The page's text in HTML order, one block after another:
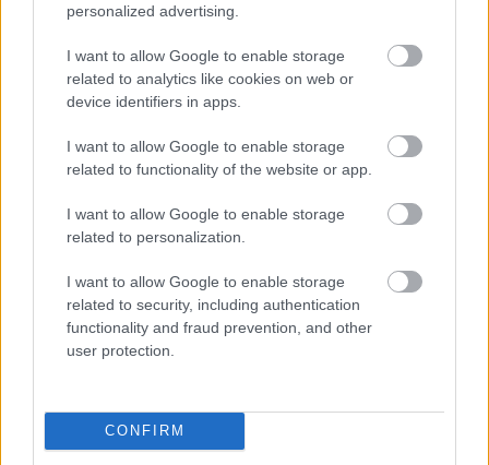
personalized advertising.
I want to allow Google to enable storage
related to analytics like cookies on web or
device identifiers in apps.
I want to allow Google to enable storage
related to functionality of the website or app.
I want to allow Google to enable storage
related to personalization.
I want to allow Google to enable storage
related to security, including authentication
functionality and fraud prevention, and other
user protection.
CONFIRM
Πώς να προστατευτείτε από τον καπνό των πυρκαγιών
– Τα 6 μέτρα για τις ευπαθείς ομάδες